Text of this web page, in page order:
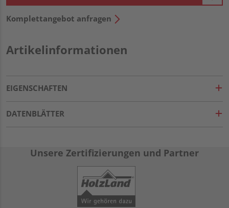
Komplettangebot anfragen
Artikelinformationen
EIGENSCHAFTEN
DATENBLÄTTER
Unsere Zertifizierungen und Partner